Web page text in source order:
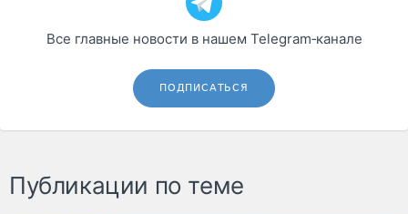
Все главные новости в нашем Telegram‑канале
ПОДПИСАТЬСЯ
Публикации по теме